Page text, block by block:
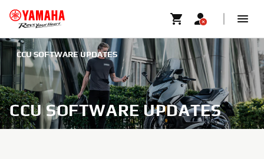
CCU SOFTWARE UPDATES
CCU SOFTWARE UPDATES